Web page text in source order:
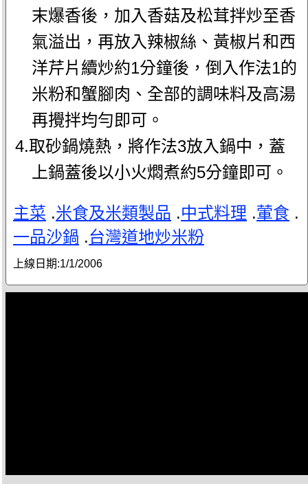
末爆香後，加入香菇及松茸拌炒至香
氣溢出，再放入辣椒絲、黃椒片和西
洋芹片續炒約1分鐘後，倒入作法1的
米粉和蟹腳肉、全部的調味料及高湯
再攪拌均勻即可。
4.取砂鍋燒熱，將作法3放入鍋中，蓋
上鍋蓋後以小火燜煮約5分鐘即可。
主菜 .米食及米類製品 .中式料理 .葷食 .
一品沙鍋 .台灣道地炒米粉
上線日期:1/1/2006